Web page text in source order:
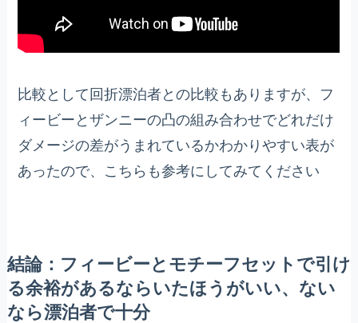
比較として回折漂泊者との比較もありますが、フ
ィービーとザンニーの凸の組み合わせでどれだけ
ダメージの差がうまれているかわかりやすい表が
あったので、こちらも参考にしてみてください
結論：フィービーとモチーフセットで引け
る余裕があるならいたほうがいい、ない
なら漂泊者で十分